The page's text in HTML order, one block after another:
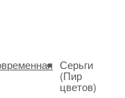
Серьги
(Пир
цветов)